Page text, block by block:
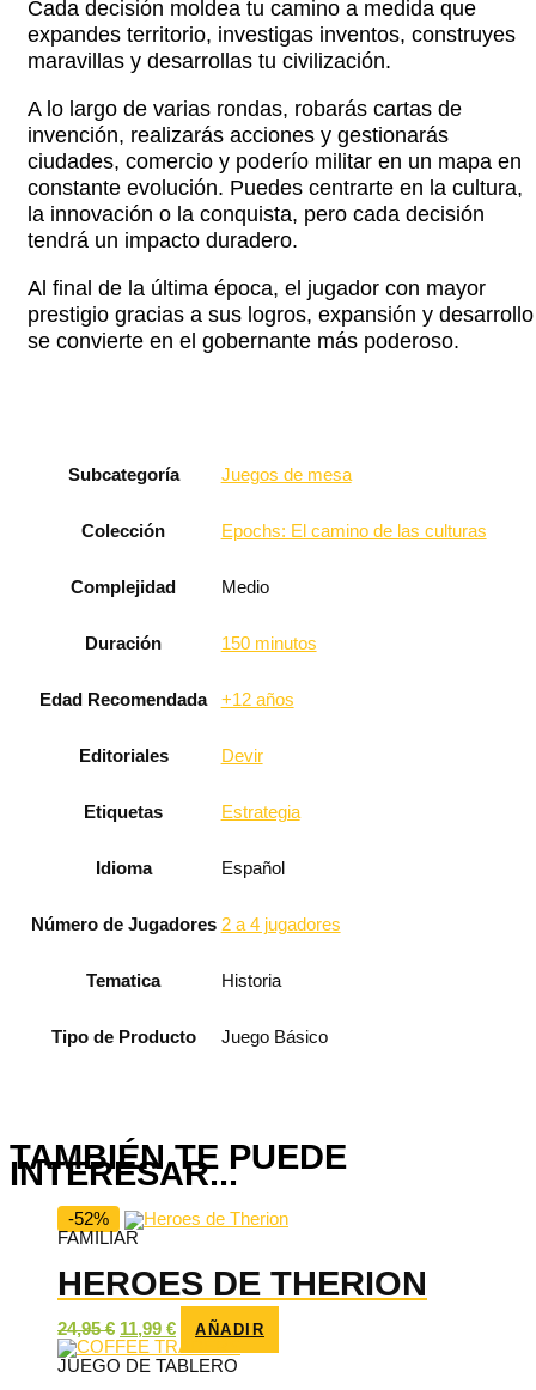
Cada decisión moldea tu camino a medida que
expandes territorio, investigas inventos, construyes
maravillas y desarrollas tu civilización.
A lo largo de varias rondas, robarás cartas de
invención, realizarás acciones y gestionarás
ciudades, comercio y poderío militar en un mapa en
constante evolución. Puedes centrarte en la cultura,
la innovación o la conquista, pero cada decisión
tendrá un impacto duradero.
Al final de la última época, el jugador con mayor
prestigio gracias a sus logros, expansión y desarrollo
se convierte en el gobernante más poderoso.
Subcategoría Juegos de mesa
Colección Epochs: El camino de las culturas
Complejidad Medio
Duración 150 minutos
Edad Recomendada +12 años
Editoriales Devir
Etiquetas Estrategia
Idioma Español
Número de Jugadores 2 a 4 jugadores
Tematica Historia
Tipo de Producto Juego Básico
TAMBIÉN TE PUEDE
INTERESAR...
-52%
FAMILIAR
HEROES DE THERION
24,95€ El
precio
original
era:
11,99 €El
precio
actual
es:
AÑADIR
JUEGO DE TABLERO